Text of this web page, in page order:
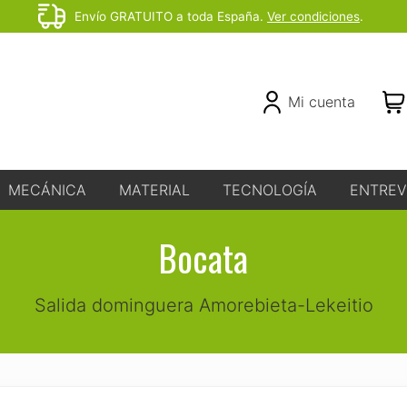
Before
Envío GRATUITO a toda España. Ver condiciones.
Header
RightMi cuenta
MECÁNICA MATERIAL TECNOLOGÍA
Bocata
Salida dominguera Amorebieta-Lekeitio